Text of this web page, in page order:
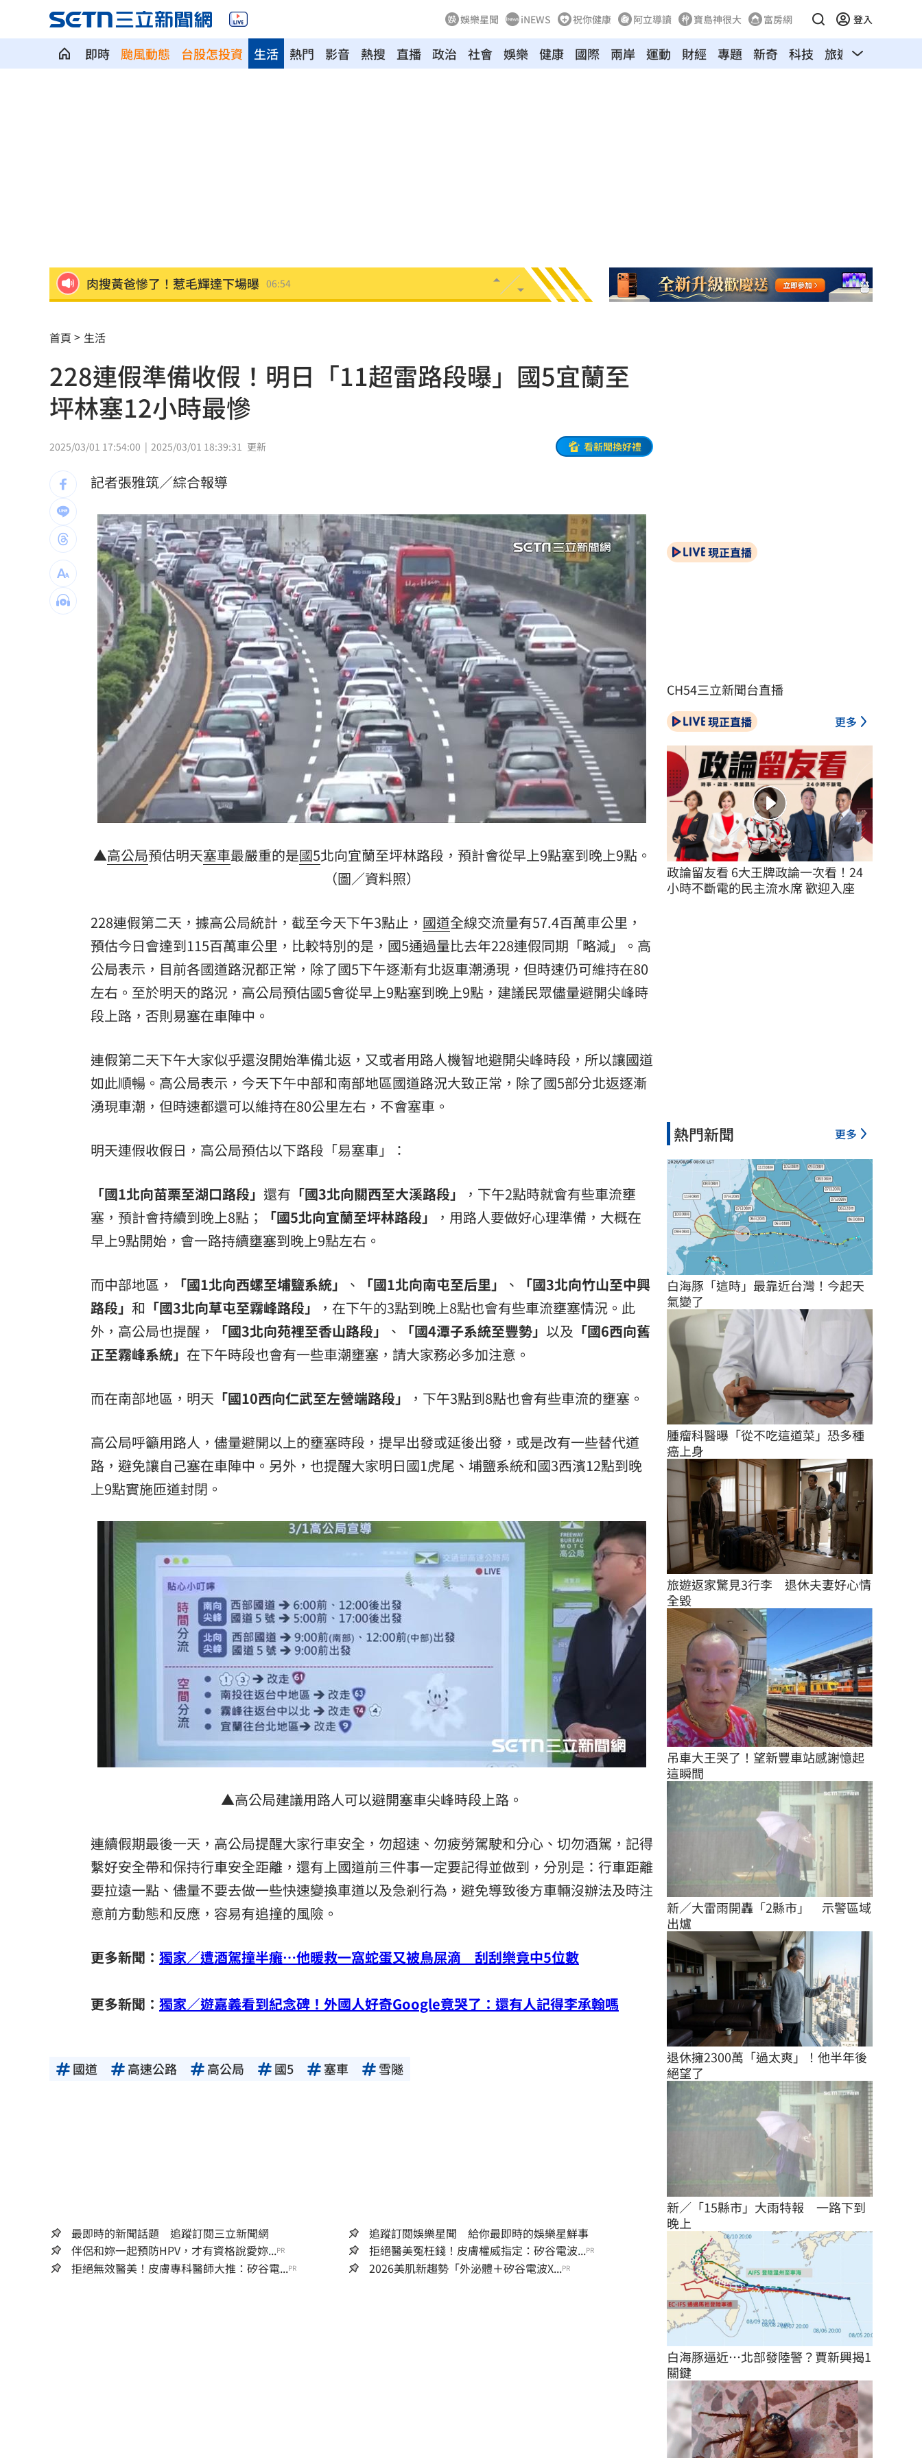
娛樂星聞 iNEWS 祝你健康 阿立導讀 寶島神很大 富房網 登入
即時 颱風動態 台股怎投資 熱門 影音 熱搜 直播 政治 社會 娛樂
生活 健康 國際 兩岸 運動 財經 專題 新奇 科技 旅遊 汽車
肉搜黃爸慘了！惹毛輝達下場曝 06:54
王凱靈堂照惹淚 竟是「送媽媽的禮物」
新／國道事故！車卡匝道…駕駛受困、昏迷 06:39
7縣市大雨特報開轟 白海豚減慢、雨炸3天
今迎立秋！「5星座、5生肖」財運旺到爆 06:10
白海豚恐發陸警？專家曝暴風圈觸陸2關鍵 06:08
網紅肥大叔猝逝！網淚：一直覺得怪 06:07
白海豚最快今發海警！專家曝停班停課機率 06:06
「這10檔」領漲狂飆！海外ETF反攻 06:05
19歲男上國道「離奇火燒車」3人急逃保命 06:04
詐慈濟10.6億住豪宅 女律師豪奢生活曝光 06:00
台灣彩券開獎直播中 20:31
LIVE三立+24小時直播 15:27
三立iNEWS新聞台線上直播 18:00
理想混蛋號召粉絲跨海追星吃美食！ 18:15
首頁 生活
228連假準備收假！明日「11超雷路段曝」國5宜蘭至
坪林塞12小時最慘
2025/03/01 17:54:00 2025/03/01 18:39:31 更新 看新聞換好禮
記者張雅筑／綜合報導
▲高公局預估明天塞車最嚴重的是國5北向宜蘭至坪林路段，預計會從早上9點塞到晚上9點。
（圖／資料照）
228連假第二天，據高公局統計，截至今天下午3點止， 國道全線交流量有57.4百萬車公里，
預估今日會達到115百萬車公里，比較特別的是，國5通過量比去年228連假同期「略減」。高
公局表示，目前各國道路況都正常，除了國5下午逐漸有北返車潮湧現，但時速仍可維持在80
左右。至於明天的路況，高公局預估國5會從早上9點塞到晚上9點，建議民眾儘量避開尖峰時
段上路，否則易塞在車陣中。
連假第二天下午大家似乎還沒開始準備北返，又或者用路人機智地避開尖峰時段，所以讓國道
如此順暢。高公局表示，今天下午中部和南部地區國道路況大致正常，除了國5部分北返逐漸
湧現車潮，但時速都還可以維持在80公里左右，不會塞車。
明天連假收假日，高公局預估以下路段「易塞車」：
「國1北向苗栗至湖口路段」 還有 「國3北向關西至大溪路段」
，下午2點時就會有些車流壅
塞，預計會持續到晚上8點；
「國5北向宜蘭至坪林路段」
，用路人要做好心理準備，大概在
早上9點開始，會一路持續壅塞到晚上9點左右。
而中部地區， 「國1北向西螺至埔鹽系統」 、 「國1北向南屯至后里」 、
「國3北向竹山至中興
路段」 和 「國3北向草屯至霧峰路段」
，在下午的3點到晚上8點也會有些車流壅塞情況。此
外，高公局也提醒，
「國3北向苑裡至香山路段」 、 「國4潭子系統至豐勢」 以及 「國6西向舊
正至霧峰系統」 在下午時段也會有一些車潮壅塞，請大家務必多加注意。
而在南部地區，明天 「國10西向仁武至左營端路段」 ，下午3點到8點也會有些車流的壅塞。
高公局呼籲用路人，儘量避開以上的壅塞時段，提早出發或延後出發，或是改有一些替代道
路，避免讓自己塞在車陣中。另外，也提醒大家明日國1虎尾、埔鹽系統和國3西濱12點到晚
上9點實施匝道封閉。
▲高公局建議用路人可以避開塞車尖峰時段上路。
連續假期最後一天，高公局提醒大家行車安全，勿超速、勿疲勞駕駛和分心、切勿酒駕，記得
繫好安全帶和保持行車安全距離，還有上國道前三件事一定要記得並做到，分別是：行車距離
要拉遠一點、儘量不要去做一些快速變換車道以及急剎行為，避免導致後方車輛沒辦法及時注
意前方動態和反應，容易有追撞的風險。
更多新聞： 獨家／遭酒駕撞半癱…他暖救一窩蛇蛋又被鳥屎滴 刮刮樂竟中5位數
更多新聞： 獨家／遊嘉義看到紀念碑！外國人好奇Google竟哭了：還有人記得李承翰嗎
國道 高速公路 高公局 國5 塞車 雪隧
最即時的新聞話題 追蹤訂閱三立新聞網
追蹤訂閱娛樂星聞 給你最即時的娛樂星鮮事
伴侶和妳一起預防HPV，才有資格說愛妳...PR 拒絕醫美冤枉錢！皮膚權威指定：矽谷電波...PR
拒絕無效醫美！皮膚專科醫師大推：矽谷電...PR 2026美肌新趨勢「外泌體＋矽谷電波X...PR
現正直播
CH54三立新聞台直播
現正直播 更多
政論留友看 6大王牌政論一次看！24
小時不斷電的民主流水席 歡迎入座
熱門新聞 更多
白海豚「這時」最靠近台灣！今起天
氣變了
腫瘤科醫曝「從不吃這道菜」恐多種
癌上身
旅遊返家驚見3行李　退休夫妻好心情
全毀
吊車大王哭了！望新豐車站感謝憶起
這瞬間
新／大雷雨開轟「2縣市」　示警區域
出爐
退休擁2300萬「過太爽」！他半年後
絕望了
新／「15縣市」大雨特報　一路下到
晚上
白海豚逼近…北部發陸警？賈新興揭1
關鍵